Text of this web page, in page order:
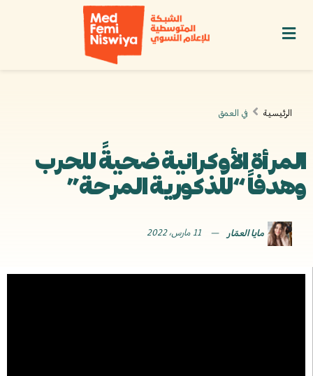
الرئيسية في العمق
المرأة الأوكرانية ضحيةً للحرب
وهدفاً “للذكورية المرحة”
مايا العمّار 11 مارس، 2022